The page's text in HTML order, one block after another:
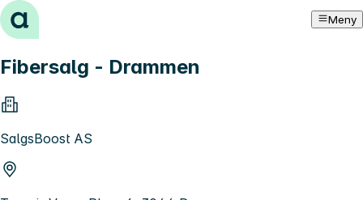
Hopp til innhold Meny
Fibersalg - Drammen
SalgsBoost AS